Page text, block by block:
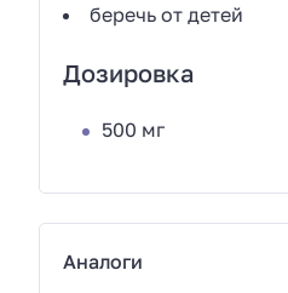
беречь от детей
Дозировка
500 мг
Аналоги